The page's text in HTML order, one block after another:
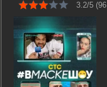
3.2/5 (96